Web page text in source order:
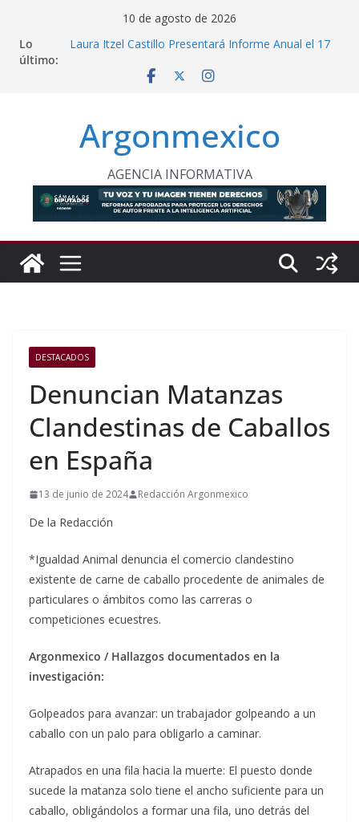
contenido
10 de agosto de 2026
Lo
último:
Laura Itzel Castillo Presentará Informe Anual el 17
Inaugura Clara Brugada Utopía “Elena Poniatowska
Permanente en México
Refuerzan Abasto de Agua en Acapulco Ante
Lluvias Intensas
INE Defiende Contrato con Territorium Life y Niega
Incumplimientos
Argonmexico
AGENCIA INFORMATIVA
DESTACADOS
Denuncian Matanzas
Clandestinas de Caballos
en España
13 de junio de 2024 Redacción Argonmexico
De la Redacción
*Igualdad Animal denuncia el comercio clandestino
existente de carne de caballo procedente de animales de
particulares o ámbitos como las carreras o
competiciones ecuestres.
Argonmexico / Hallazgos documentados en la
investigación:
Golpeados para avanzar: un trabajador golpeando a un
caballo con un palo para obligarlo a caminar.
Atrapados en una fila hacia la muerte: El puesto donde
sucede la matanza solo tiene el ancho suficiente para un
caballo, obligándolos a formar una fila, uno detrás del